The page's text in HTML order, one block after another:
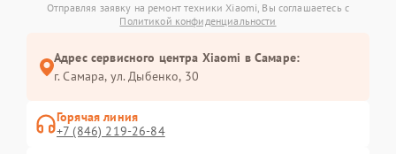
Отправляя заявку на ремонт техники Xiaomi, Вы соглашаетесь с
Политикой конфиденциальности
Адрес сервисного центра Xiaomi в Самаре:
г. Самара, ул. Дыбенко, 30
Горячая линия
+7 (846) 219-26-84